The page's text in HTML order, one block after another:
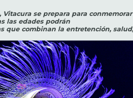
Vitacura se prepara para
las edades podrán
que combinan la entretención,